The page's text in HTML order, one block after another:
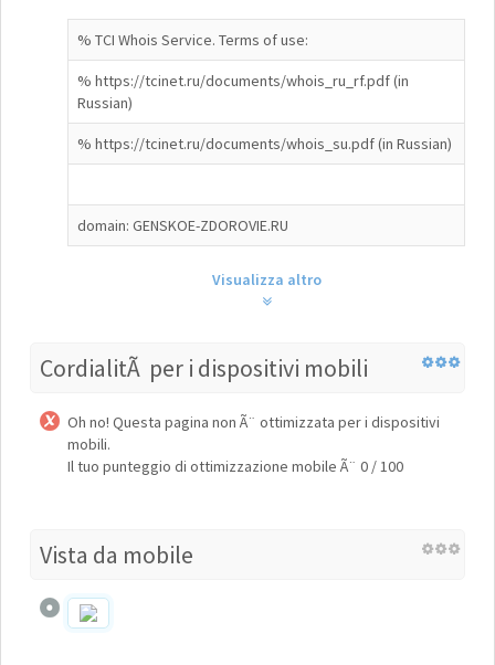
% TCI Whois Service. Terms of use:
% https://tcinet.ru/documents/whois_ru_rf.pdf (in
Russian)
% https://tcinet.ru/documents/whois_su.pdf (in Russian)
domain: GENSKOE-ZDOROVIE.RU
Visualizza altro
CordialitÃ per i dispositivi mobili
Oh no! Questa pagina non Ã¨ ottimizzata per i dispositivi
mobili.
Il tuo punteggio di ottimizzazione mobile Ã¨ 0 / 100
Vista da mobile